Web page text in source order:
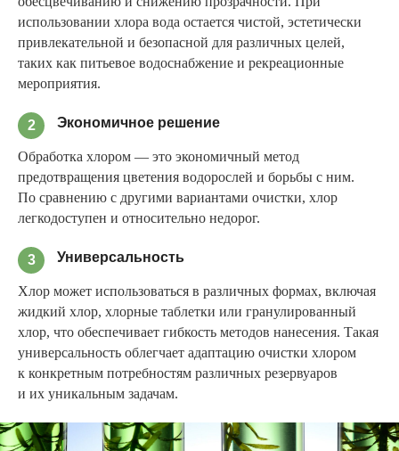
использовании хлора вода остается чистой, эстетически
привлекательной и безопасной для различных целей,
таких как питьевое водоснабжение и рекреационные
мероприятия.
2 Экономичное решение
Обработка хлором — это экономичный метод
предотвращения цветения водорослей и борьбы с ним.
По сравнению с другими вариантами очистки, хлор
легкодоступен и относительно недорог.
3 Универсальность
Хлор может использоваться в различных формах, включая
жидкий хлор, хлорные таблетки или гранулированный
хлор, что обеспечивает гибкость методов нанесения. Такая
универсальность облегчает адаптацию очистки хлором
к конкретным потребностям различных резервуаров
и их уникальным задачам.